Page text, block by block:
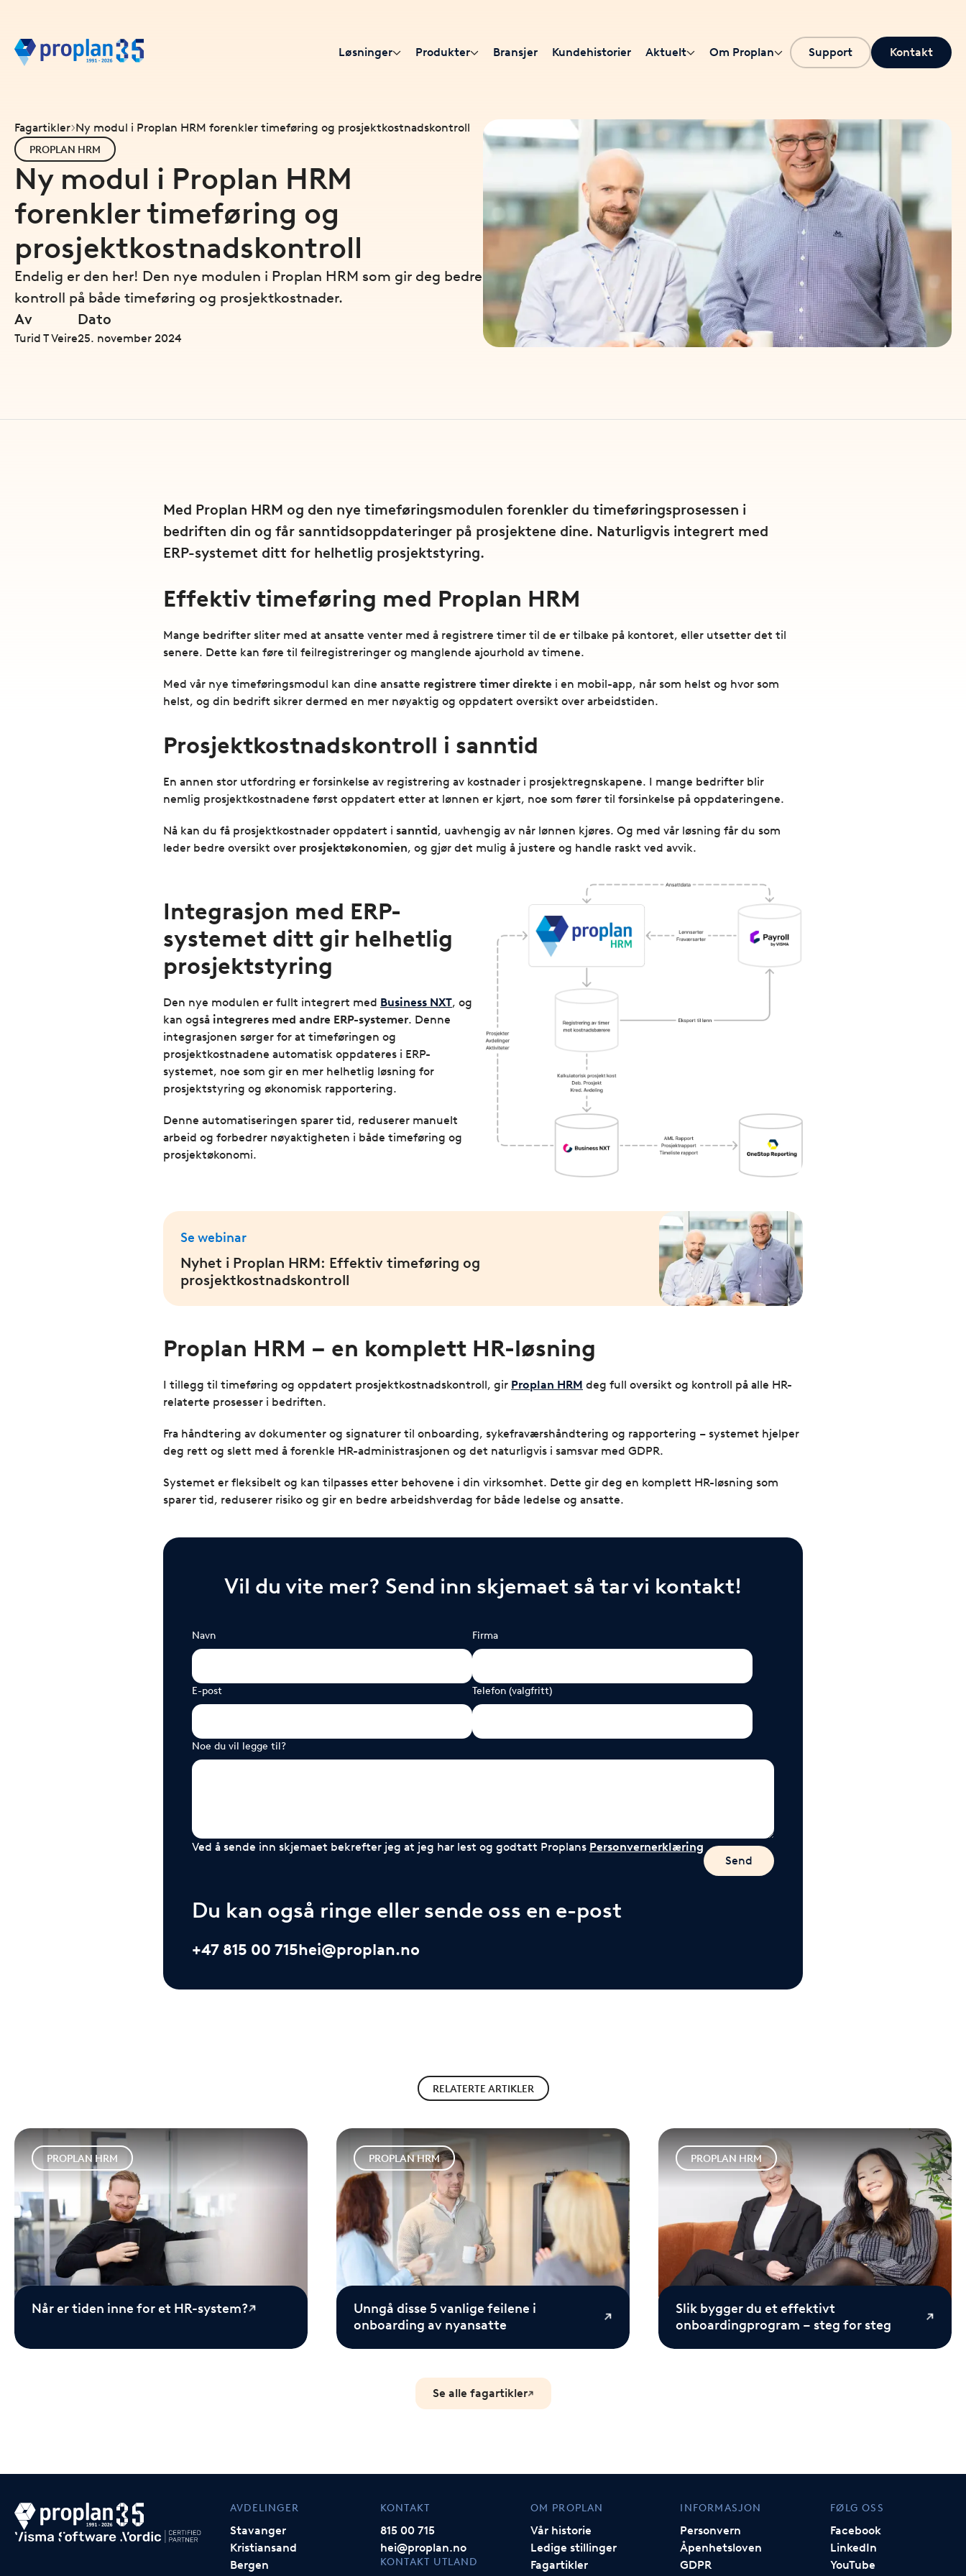
Løsninger Produkter Bransjer Kundehistorier Aktuelt Om Proplan Support Kontakt
Fagartikler Ny modul i Proplan HRM forenkler timeføring og prosjektkostnadskontroll
PROPLAN HRM
Ny modul i Proplan HRM
forenkler timeføring og
prosjektkostnadskontroll
Endelig er den her! Den nye modulen i Proplan HRM som gir deg bedre
kontroll på både timeføring og prosjektkostnader.
Av
Turid T Veire
Dato
25. november 2024
Med Proplan HRM og den nye timeføringsmodulen forenkler du timeføringsprosessen i
bedriften din og får sanntidsoppdateringer på prosjektene dine. Naturligvis integrert med
ERP-systemet ditt for helhetlig prosjektstyring.
Effektiv timeføring med Proplan HRM
Mange bedrifter sliter med at ansatte venter med å registrere timer til de er tilbake på kontoret, eller utsetter det til
senere. Dette kan føre til feilregistreringer og manglende ajourhold av timene.
Med vår nye timeføringsmodul kan dine ansatte registrere timer direkte i en mobil-app, når som helst og hvor som
helst, og din bedrift sikrer dermed en mer nøyaktig og oppdatert oversikt over arbeidstiden.
Prosjektkostnadskontroll i sanntid
En annen stor utfordring er forsinkelse av registrering av kostnader i prosjektregnskapene. I mange bedrifter blir
nemlig prosjektkostnadene først oppdatert etter at lønnen er kjørt, noe som fører til forsinkelse på oppdateringene.
Nå kan du få prosjektkostnader oppdatert i sanntid, uavhengig av når lønnen kjøres. Og med vår løsning får du som
leder bedre oversikt over prosjektøkonomien, og gjør det mulig å justere og handle raskt ved avvik.
Integrasjon med ERP-
systemet ditt gir helhetlig
prosjektstyring
Den nye modulen er fullt integrert med Business NXT, og
kan også integreres med andre ERP-systemer. Denne
integrasjonen sørger for at timeføringen og
prosjektkostnadene automatisk oppdateres i ERP-
systemet, noe som gir en mer helhetlig løsning for
prosjektstyring og økonomisk rapportering.
Denne automatiseringen sparer tid, reduserer manuelt
arbeid og forbedrer nøyaktigheten i både timeføring og
prosjektøkonomi.
Se webinar
Nyhet i Proplan HRM: Effektiv timeføring og
prosjektkostnadskontroll
Proplan HRM – en komplett HR-løsning
I tillegg til timeføring og oppdatert prosjektkostnadskontroll, gir Proplan HRM deg full oversikt og kontroll på alle HR-
relaterte prosesser i bedriften.
Fra håndtering av dokumenter og signaturer til onboarding, sykefraværshåndtering og rapportering – systemet hjelper
deg rett og slett med å forenkle HR-administrasjonen og det naturligvis i samsvar med GDPR.
Systemet er fleksibelt og kan tilpasses etter behovene i din virksomhet. Dette gir deg en komplett HR-løsning som
sparer tid, reduserer risiko og gir en bedre arbeidshverdag for både ledelse og ansatte.
Vil du vite mer? Send inn skjemaet så tar vi kontakt!
Navn Firma
E-post Telefon (valgfritt)
Noe du vil legge til?
Ved å sende inn skjemaet bekrefter jeg at jeg har lest og godtatt Proplans Personvernerklæring
Send
Du kan også ringe eller sende oss en e-post
+47 815 00 715hei@proplan.no
RELATERTE ARTIKLER
PROPLAN HRM
Når er tiden inne for et HR-system?
PROPLAN HRM
Unngå disse 5 vanlige feilene i
onboarding av nyansatte
PROPLAN HRM
Slik bygger du et effektivt
onboardingprogram – steg for steg
Se alle fagartikler
AVDELINGER
Stavanger
Kristiansand
Bergen
KONTAKT
815 00 715
hei@proplan.no
KONTAKT UTLAND
OM PROPLAN
Vår historie
Ledige stillinger
Fagartikler
INFORMASJON
Personvern
Åpenhetsloven
GDPR
FØLG OSS
Facebook
LinkedIn
YouTube